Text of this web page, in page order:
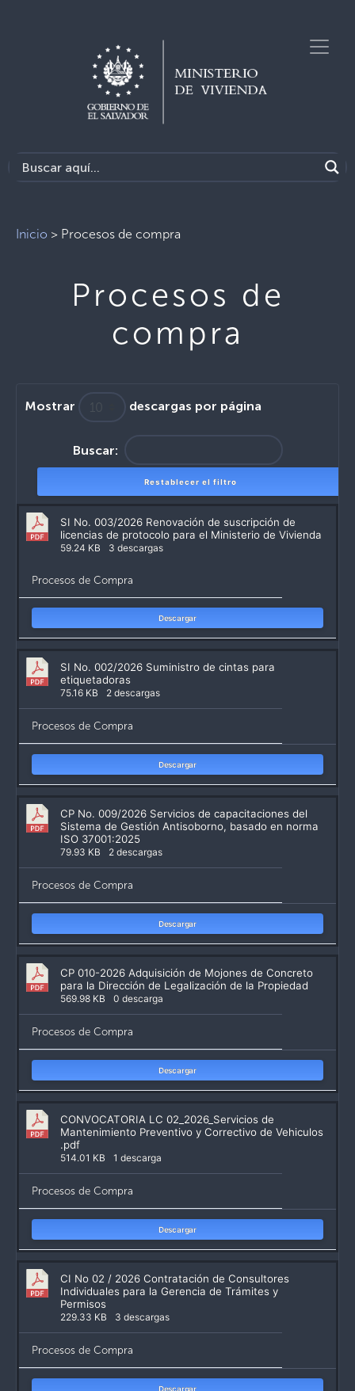
Inicio > Procesos de compra
Procesos de
compra
Mostrar descargas por página
Buscar:
Restablecer el filtro
SI No. 003/2026 Renovación de suscripción de
licencias de protocolo para el Ministerio de Vivienda
59.24 KB 3 descargas
Procesos de Compra
Descargar
SI No. 002/2026 Suministro de cintas para
etiquetadoras
75.16 KB 2 descargas
Procesos de Compra
Descargar
CP No. 009/2026 Servicios de capacitaciones del
Sistema de Gestión Antisoborno, basado en norma
ISO 37001:2025
79.93 KB 2 descargas
Procesos de Compra
Descargar
CP 010-2026 Adquisición de Mojones de Concreto
para la Dirección de Legalización de la Propiedad
569.98 KB 0 descarga
Procesos de Compra
Descargar
CONVOCATORIA LC 02_2026_Servicios de
Mantenimiento Preventivo y Correctivo de Vehiculos
.pdf
514.01 KB 1 descarga
Procesos de Compra
Descargar
CI No 02 / 2026 Contratación de Consultores
Individuales para la Gerencia de Trámites y
Permisos
229.33 KB 3 descargas
Procesos de Compra
Descargar